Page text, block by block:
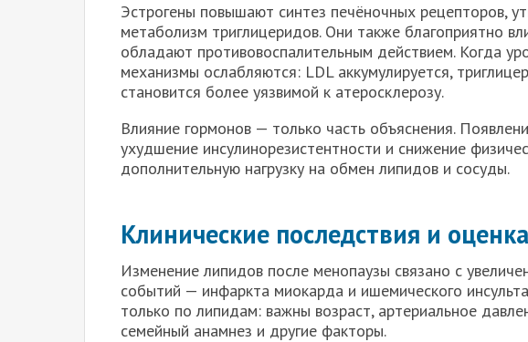
Эстрогены повышают синтез печёночных рецепторов,
метаболизм триглицеридов. Они также благоприятно
обладают противовоспалительным действием. Когда
механизмы ослабляются: LDL аккумулируется,
становится более уязвимой к атеросклерозу.
Влияние гормонов — только часть объяснения.
ухудшение инсулинорезистентности и снижение
дополнительную нагрузку на обмен липидов и сосуды.
Клинические последствия и
Изменение липидов после менопаузы связано с
событий — инфаркта миокарда и ишемического
только по липидам: важны возраст, артериальное
семейный анамнез и другие факторы.